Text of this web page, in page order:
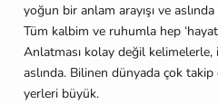
yoğun bir anlam arayışı ve
Tüm kalbim ve ruhumla hep
Anlatması kolay değil kelimelerle,
aslında. Bilinen dünyada çok
yerleri büyük.